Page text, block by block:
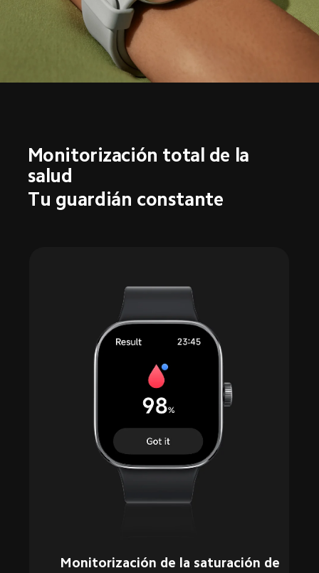
Monitorización total de la
salud
Tu guardián constante
Monitorización de la saturación de